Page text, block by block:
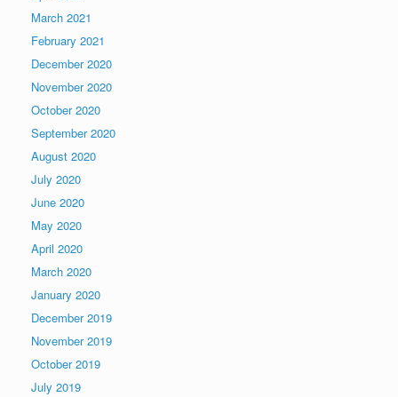
March 2021
February 2021
December 2020
November 2020
October 2020
September 2020
August 2020
July 2020
June 2020
May 2020
April 2020
March 2020
January 2020
December 2019
November 2019
October 2019
July 2019